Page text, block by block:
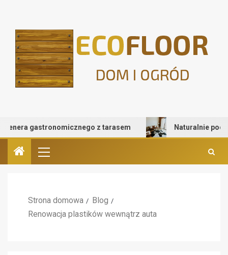
gastronomicznego z tarasem Naturalnie pod
Strona domowa
Blog
Renowacja plastików wewnątrz auta